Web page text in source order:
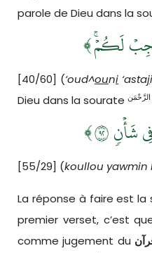
﴾
[40/60] (‘oud^ouni‘astaj
Dieu dans la sourate الرَّحْمَن
﴾
[55/29] (koullou yawmin
La réponse à faire est la
premier verset, c’est
comme jugement du